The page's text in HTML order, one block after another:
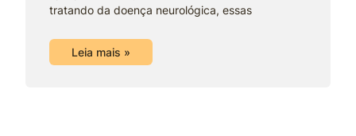
tratando da doença neurológica, essas
Leia mais »